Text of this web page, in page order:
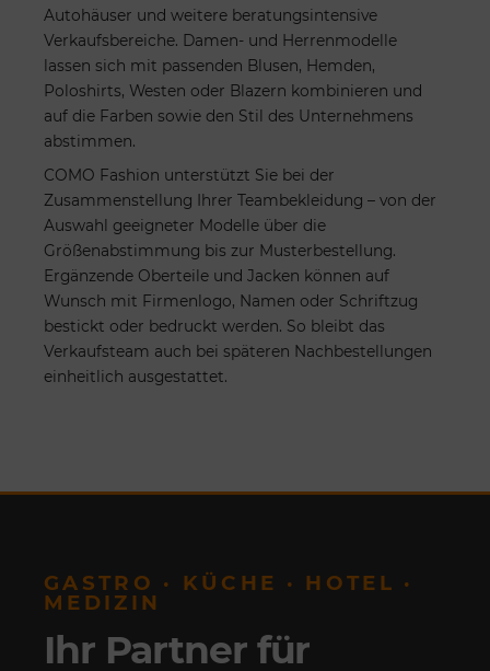
Autohäuser und weitere beratungsintensive
Verkaufsbereiche. Damen- und Herrenmodelle
lassen sich mit passenden Blusen, Hemden,
Poloshirts, Westen oder Blazern kombinieren und
auf die Farben sowie den Stil des Unternehmens
abstimmen.
COMO Fashion unterstützt Sie bei der
Zusammenstellung Ihrer Teambekleidung – von der
Auswahl geeigneter Modelle über die
Größenabstimmung bis zur Musterbestellung.
Ergänzende Oberteile und Jacken können auf
Wunsch mit Firmenlogo, Namen oder Schriftzug
bestickt oder bedruckt werden. So bleibt das
Verkaufsteam auch bei späteren Nachbestellungen
einheitlich ausgestattet.
GASTRO · KÜCHE · HOTEL ·
MEDIZIN
Ihr Partner für